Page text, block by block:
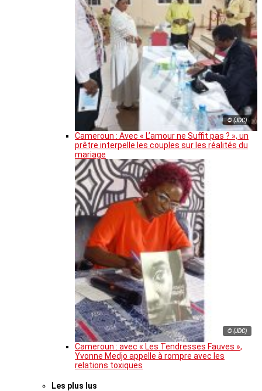
© (JDC)
Cameroun : Avec « L’amour ne Suffit pas ? », un
prêtre interpelle les couples sur les réalités du
mariage
© (JDC)
Cameroun : avec « Les Tendresses Fauves »,
Yvonne Medjo appelle à rompre avec les
relations toxiques
Les plus lus